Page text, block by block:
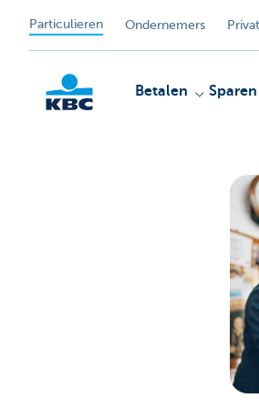
Particulieren Ondernemers
Betalen Sparen